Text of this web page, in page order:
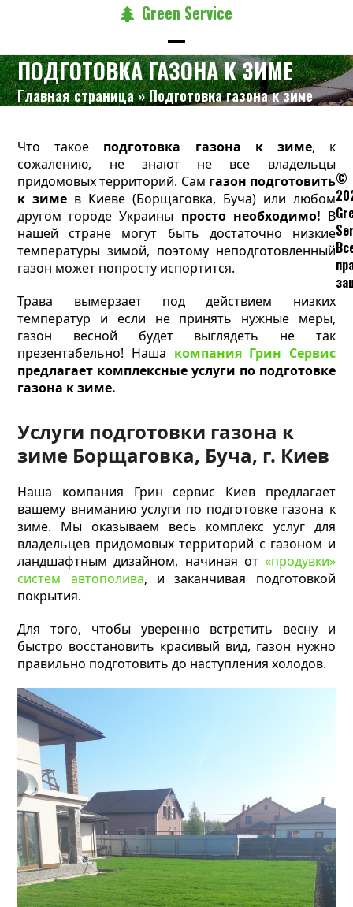
Green Service
Open
mobile
menu
Close
mobile
menu
ПОДГОТОВКА ГАЗОНА К ЗИМЕ
Главная страница»Подготовка газона к зиме
Что такое подготовка газона к зиме, к
сожалению, не знают не все владельцы
придомовых территорий. Сам газон подготовить
к зиме в Киеве (Борщаговка, Буча) или любом
другом городе Украины просто необходимо! В
нашей стране могут быть достаточно низкие
температуры зимой, поэтому неподготовленный
газон может попросту испортится.
Трава вымерзает под действием низких
температур и если не принять нужные меры,
газон весной будет выглядеть не так
презентабельно! Наша компания Грин Сервис
предлагает комплексные услуги по подготовке
газона к зиме.
Услуги подготовки газона к
зиме Борщаговка, Буча, г. Киев
Наша компания Грин сервис Киев предлагает
вашему вниманию услуги по подготовке газона к
зиме. Мы оказываем весь комплекс услуг для
владельцев придомовых территорий с газоном и
ландшафтным дизайном, начиная от «продувки»
систем автополива, и заканчивая подготовкой
покрытия.
Для того, чтобы уверенно встретить весну и
быстро восстановить красивый вид, газон нужно
правильно подготовить до наступления холодов.
©